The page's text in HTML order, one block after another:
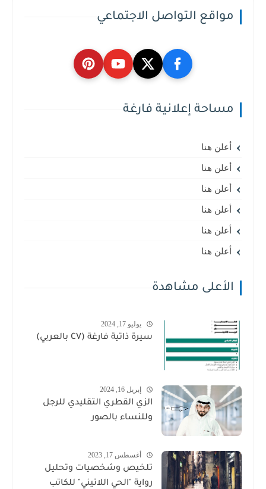
مواقع التواصل الاجتماعي
مساحة إعلانية فارغة
أعلن هنا
أعلن هنا
أعلن هنا
أعلن هنا
أعلن هنا
أعلن هنا
الأعلى مشاهدة
يوليو 17, 2024
سيرة ذاتية فارغة (CV بالعربي)
إبريل 16, 2024
الزي القطري التقليدي للرجل
وللنساء بالصور
أغسطس 17, 2023
تلخيص وشخصيات وتحليل
رواية "الحي اللاتيني" للكاتب